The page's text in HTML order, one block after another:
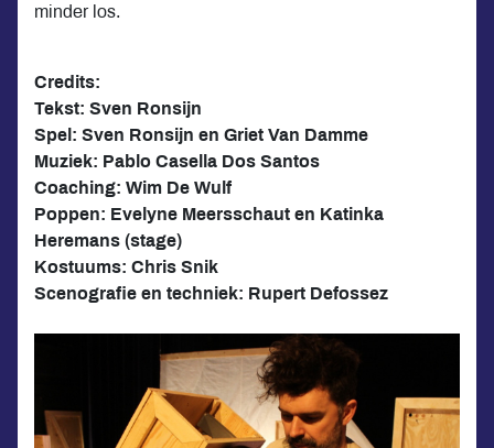
minder los.
Credits:
Tekst: Sven Ronsijn
Spel: Sven Ronsijn en Griet Van Damme
Muziek: Pablo Casella Dos Santos
Coaching: Wim De Wulf
Poppen: Evelyne Meersschaut en Katinka
Heremans (stage)
Kostuums: Chris Snik
Scenografie en techniek: Rupert Defossez